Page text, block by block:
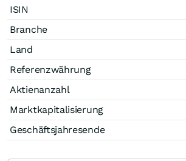
ISIN
Branche
Land
Referenzwährung
Aktienanzahl
Marktkapitalisierung
Geschäftsjahresende